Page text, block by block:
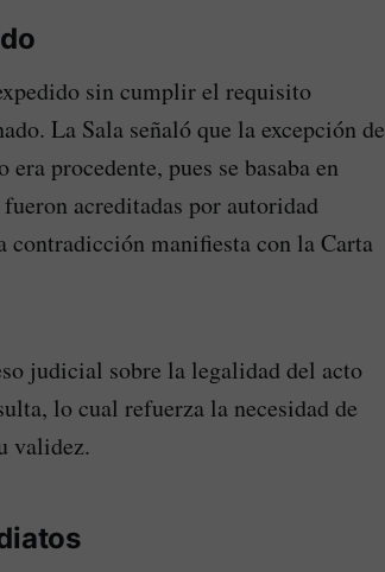
sin cumplir el requisito
La Sala señaló que la excepción de
procedente, pues se basaba en
acreditadas por autoridad
contradicción manifiesta con la Carta
judicial sobre la legalidad del acto
lo cual refuerza la necesidad de
validez.